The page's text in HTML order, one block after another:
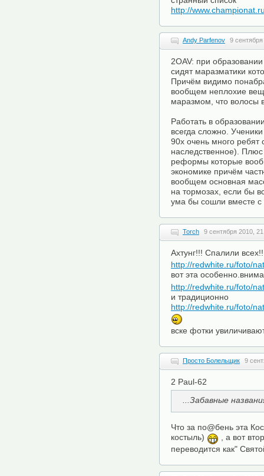
http://
Andy Parfenov 9
2OAV: при
сидят маразматики
Причём видимо
вообщем неплохие
маразмом, что волосы
Работать в
всегда сложно.
90х очень много ребят
наследственное). Плюс
реформы которые
экономике причём
вообщем основная
на тормозах, если бы
ума бы сошли вместе с
Torch 9 сентября 2010,
Ахтунг!!! Спалили
http://redwhite.ru/foto/
вот эта
http://redwhite.ru/foto/
и традиционно
http://redwhite.ru/foto/
вске фотки
Просто Болельщик 9
2 Paul-62
...Забавные
Что за по@бень эта
костыль)
, а вот
переводится как"